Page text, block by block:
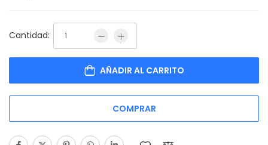
Cantidad:
AÑADIR AL CARRITO
COMPRAR